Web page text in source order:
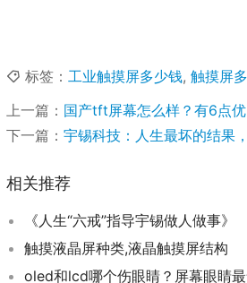
标签： 工业触摸屏多少钱, 触摸屏
上一篇： 国产tft屏幕怎么样？有6点
下一篇： 宇锡科技：人生最坏的结果
相关推荐
《人生“六戒”指导宇锡做人做事》
触摸液晶屏种类,液晶触摸屏结构
oled和lcd哪个伤眼睛？屏幕眼睛